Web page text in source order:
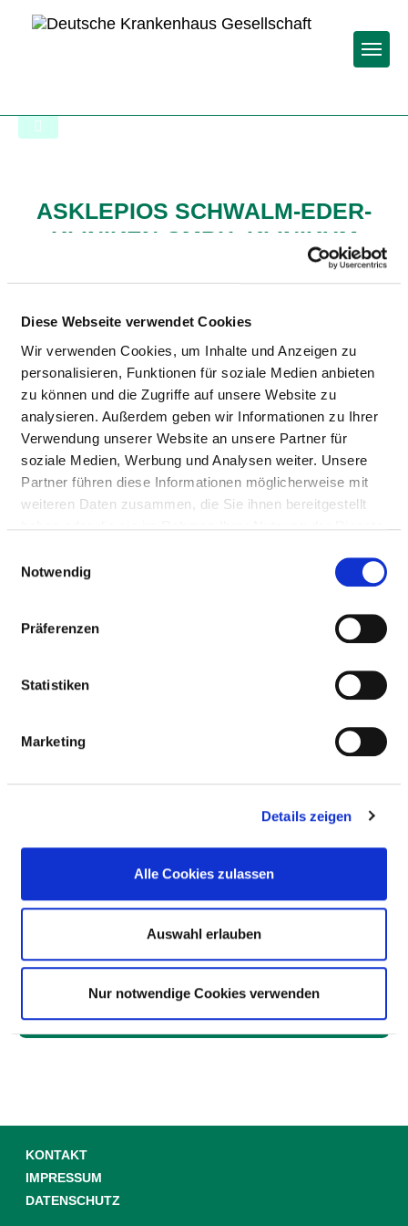
Diese Webseite verwendet Cookies
Wir verwenden Cookies, um Inhalte und Anzeigen zu
personalisieren, Funktionen für soziale Medien anbieten
zu können und die Zugriffe auf unsere Website zu
analysieren. Außerdem geben wir Informationen zu Ihrer
Verwendung unserer Website an unsere Partner für
soziale Medien, Werbung und Analysen weiter. Unsere
Partner führen diese Informationen möglicherweise mit
weiteren Daten zusammen, die Sie ihnen bereitgestellt
Notwendig
Präferenzen
Statistiken
Marketing
Details zeigen
Alle Cookies zulassen
Auswahl erlauben
Nur notwendige Cookies verwenden
ASKLEPIOS SCHWALM-EDER-
KLINIKEN GMBH, KLINIKUM
Passend dazu:
Medizinische Leistungen
Medizinisch-pflegerische Leistungen
SERVICE & AUSSTATTUNG
BETTEN
Ein-Bett-Zimmer
Ein-Bett-Zimmer mit eigener Nasszelle
Zwei-Bett-Zimmer
HILFE & SERVICE
KONTAKT
IMPRESSUM
DATENSCHUTZ